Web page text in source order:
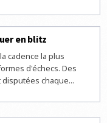
en blitz
cadence la plus
d'échecs. Des
chaque...